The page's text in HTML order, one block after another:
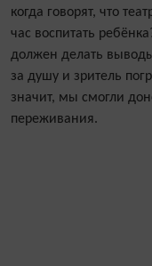
когда говорят, что
час воспитать
должен делать
за душу и зритель
значит, мы смогли
переживания.